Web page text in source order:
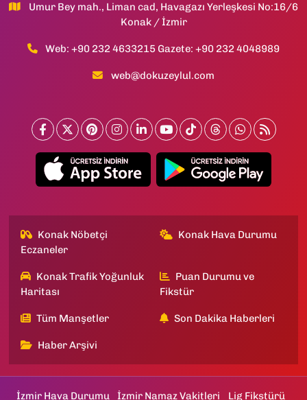
Umur Bey mah., Liman cad, Havagazı Yerleşkesi No:16/6
Konak / İzmir
Web: +90 232 4633215 Gazete: +90 232 4048989
web@dokuzeylul.com
Konak Nöbetçi
Eczaneler
Konak Hava Durumu
Konak Trafik Yoğunluk
Haritası
Puan Durumu ve
Fikstür
Tüm Manşetler Son Dakika Haberleri
Haber Arşivi
İzmir Hava Durumu İzmir Namaz Vakitleri Lig Fikstürü